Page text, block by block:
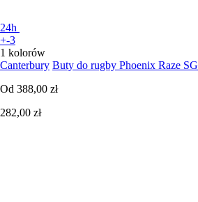
24h
+-3
1 kolorów
Canterbury Buty do rugby Phoenix Raze SG
Od 388,00 zł
282,00 zł